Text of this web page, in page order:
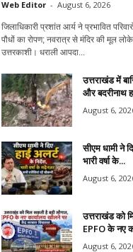
Web Editor - August 6, 2026
जिलाधिकारी प्रशांत आर्य ने प्रभावित
पौधों का रोपण; नवरात्र से मंदिर की मूल
उत्तरकाशी। धराली आपदा...
उत्तराखंड में
और बदरीनाथ
August 6,
सीएम धामी ने
भारी वर्षा के...
August 6,
उत्तराखंड को
EPFO के नए
August 6,